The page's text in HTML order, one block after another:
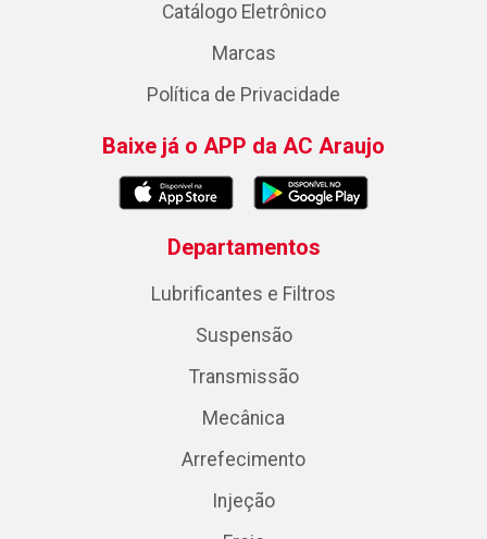
Catálogo Eletrônico
Marcas
Política de Privacidade
Baixe já o APP da AC Araujo
Departamentos
Lubrificantes e Filtros
Suspensão
Transmissão
Mecânica
Arrefecimento
Injeção